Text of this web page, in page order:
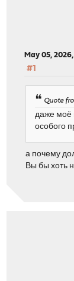
May 05, 2026,
#1
Quote
даже моё
особого
а почему
Вы бы хоть